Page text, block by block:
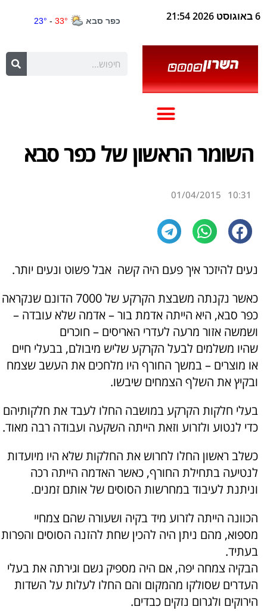
6 באוגוסט 2026 21:54
השומר הראשון של כפר סבא
10:31
01/04/2015
נעים להיזכר איך פעם היה קשה אבל פשוט ונעים יותר.
כאשר נקנתה משבצת הקרקע של 7000 הדונם שנקראה
כפר סבא, היא הייתה אדמת בור – אדמה שלא עובדה –
ושמשה אזור מרעה לעדרי האריסים – חוכרים
שהיו משלמים לבעל הקרקע שליש מיבולם, בבעלי חיים
או מוצרים – במשך החורף היו מלחכים את העשב שצמח
ובקיץ את השלף הצמחים שיבשו.
בעלי חלקות הקרקע במושבה החלו לעבד את חלקותיהם
כדי לנטוע ולזרוע וזאת הייתה השקעה ועבודה רבה מאוד.
כשלב ראשון החלו לחרוש את החלקות שלא היו מיועדות
לנטיעה בתחילת החורף, כאשר האדמה הייתה רכה
וניתנת לעיבוד במחרשות הסוסים של אותם זמנים.
הכוונה הייתה לזרוע מיד בקיה ושעורה שהם צמחיי
מספוא, מהם ניתן היה להכין שחת להזנה הסוסים והפרות
בעתיד.
הבקיה צמחה יפה, אם היה מספיק גשם וגירתה את בעלי
העדרים שסולקו מהמקום והם החלו לעלות על השדות
הירוקים ולגרום נזקים כבדים.